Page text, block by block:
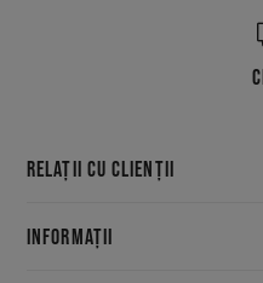
RELAȚII CU CLIENȚII
INFORMAȚII